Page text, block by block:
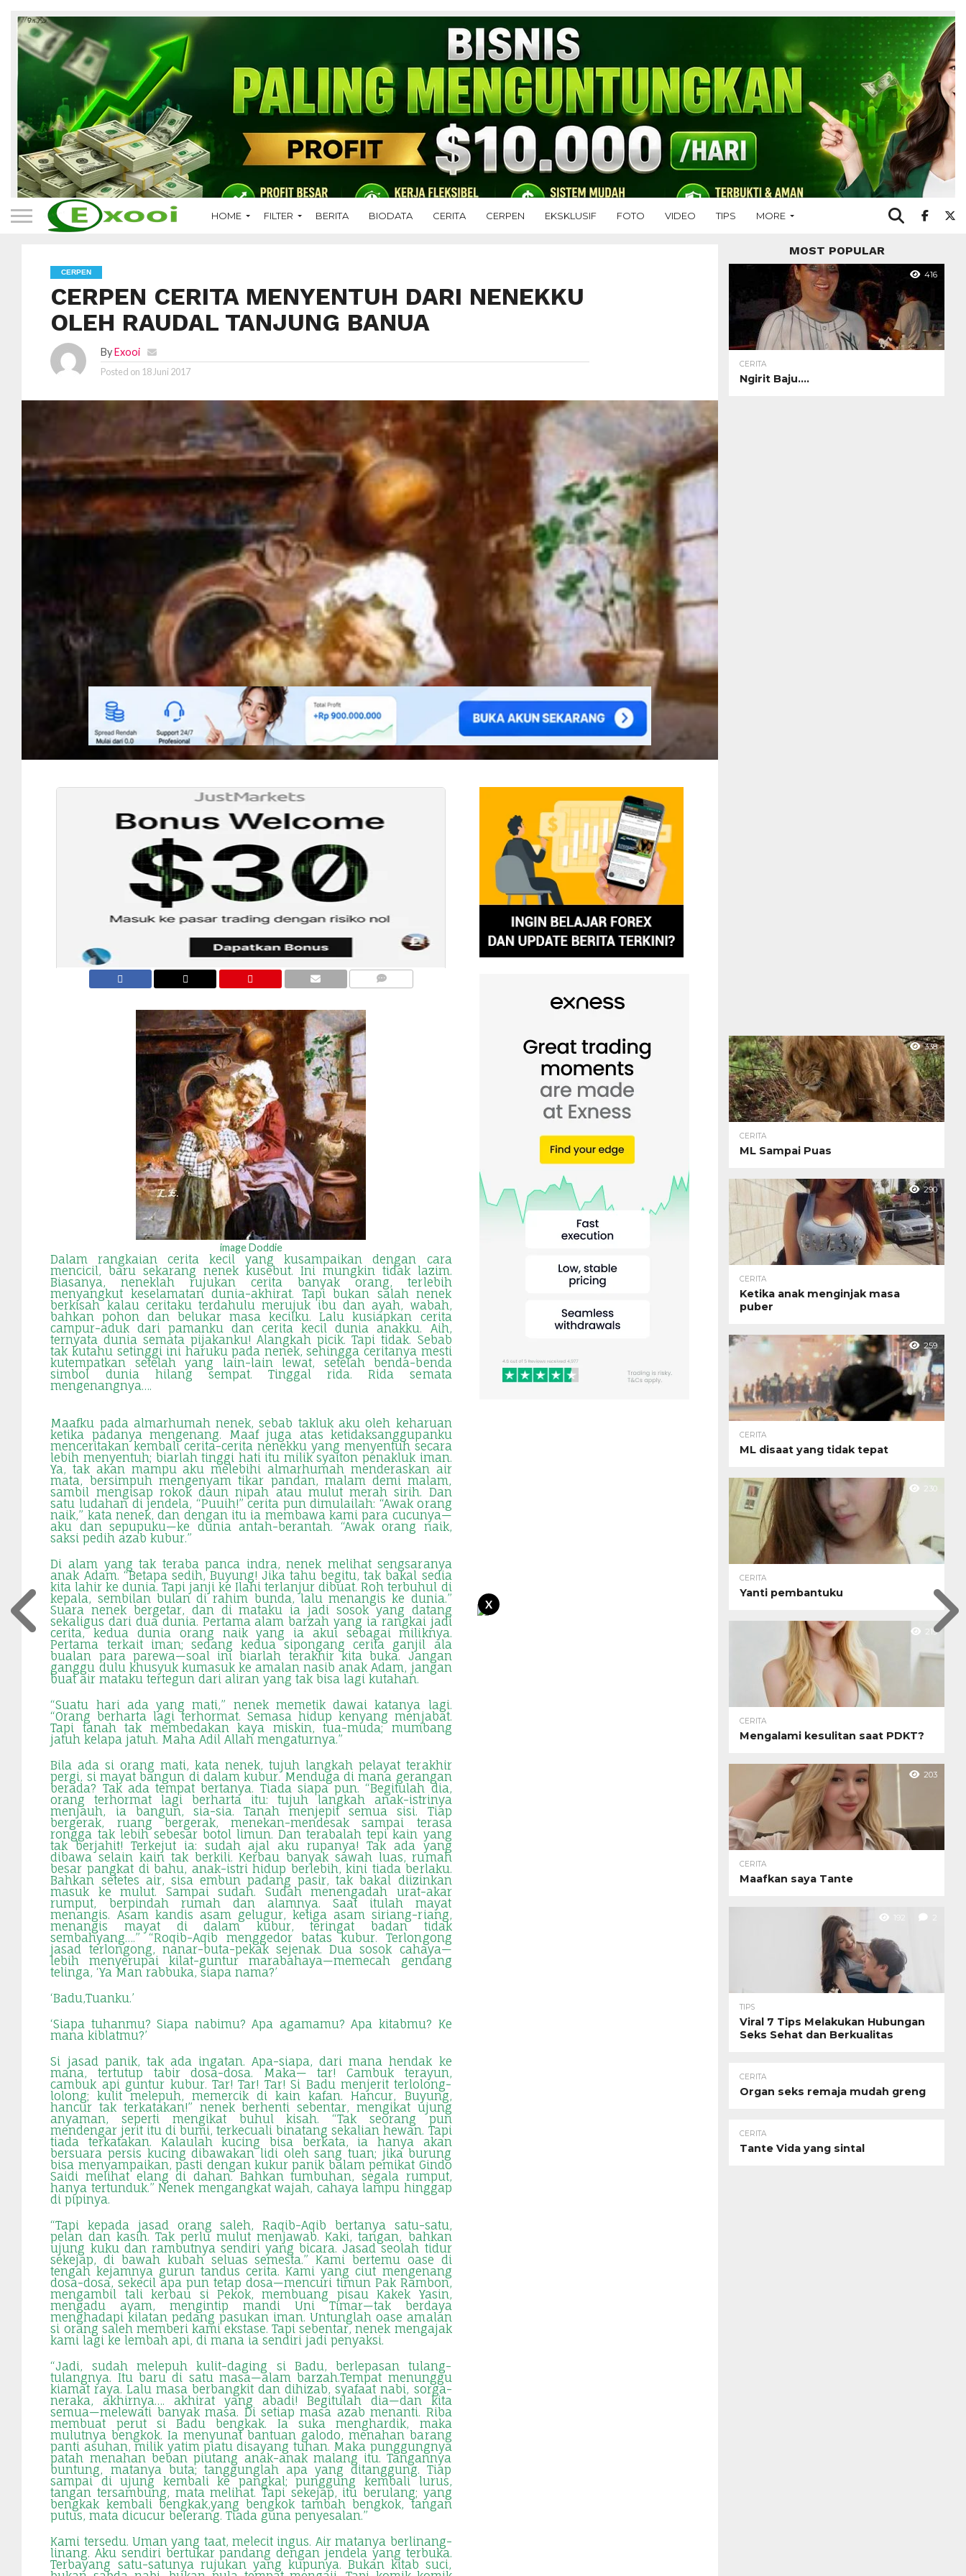
X
HOME FILTER BERITA BIODATA CERITA CERPEN EKSKLUSIF FOTO VIDEO TIPS MORE
CERPEN
CERPEN CERITA MENYENTUH DARI NENEKKU
OLEH RAUDAL TANJUNG BANUA
By Exooi
Posted on 18 Juni 2017
image Doddie
Dalam rangkaian cerita kecil yang kusampaikan dengan cara
mencicil, baru sekarang nenek kusebut. Ini mungkin tidak lazim.
Biasanya, neneklah rujukan cerita banyak orang, terlebih
menyangkut keselamatan dunia-akhirat. Tapi bukan salah nenek
berkisah kalau ceritaku terdahulu merujuk ibu dan ayah, wabah,
bahkan pohon dan belukar masa kecilku. Lalu kusiapkan cerita
campur-aduk dari pamanku dan cerita kecil dunia anakku. Aih,
ternyata dunia semata pijakanku! Alangkah picik. Tapi tidak. Sebab
tak kutahu setinggi ini haruku pada nenek, sehingga ceritanya mesti
kutempatkan setelah yang lain-lain lewat, setelah benda-benda
simbol dunia hilang sempat. Tinggal rida. Rida semata
mengenangnya….
Maafku pada almarhumah nenek, sebab takluk aku oleh keharuan
ketika padanya mengenang. Maaf juga atas ketidaksanggupanku
menceritakan kembali cerita-cerita nenekku yang menyentuh secara
lebih menyentuh; biarlah tinggi hati itu milik syaiton penakluk iman.
Ya, tak akan mampu aku melebihi almarhumah menderaskan air
mata, bersimpuh mengenyam tikar pandan, malam demi malam,
sambil mengisap rokok daun nipah atau mulut merah sirih. Dan
satu ludahan di jendela, “Puuih!” cerita pun dimulailah: “Awak orang
naik,” kata nenek, dan dengan itu ia membawa kami para cucunya—
aku dan sepupuku—ke dunia antah-berantah. “Awak orang naik,
saksi pedih azab kubur.”
Di alam yang tak teraba panca indra, nenek melihat sengsaranya
anak Adam. “Betapa sedih, Buyung! Jika tahu begitu, tak bakal sedia
kita lahir ke dunia. Tapi janji ke Ilahi terlanjur dibuat. Roh terbuhul di
kepala, sembilan bulan di rahim bunda, lalu menangis ke dunia.”
Suara nenek bergetar, dan di mataku ia jadi sosok yang datang
sekaligus dari dua dunia. Pertama alam barzah yang ia rangkai jadi
cerita, kedua dunia orang naik yang ia akui sebagai miliknya.
Pertama terkait iman; sedang kedua sipongang cerita ganjil ala
bualan para parewa—soal ini biarlah terakhir kita buka. Jangan
ganggu dulu khusyuk kumasuk ke amalan nasib anak Adam, jangan
buat air mataku tertegun dari aliran yang tak bisa lagi kutahan.
“Suatu hari ada yang mati,” nenek memetik dawai katanya lagi.
“Orang berharta lagi terhormat. Semasa hidup kenyang menjabat.
Tapi tanah tak membedakan kaya miskin, tua-muda; mumbang
jatuh kelapa jatuh. Maha Adil Allah mengaturnya.”
Bila ada si orang mati, kata nenek, tujuh langkah pelayat terakhir
pergi, si mayat bangun di dalam kubur. Menduga di mana gerangan
berada? Tak ada tempat bertanya. Tiada siapa pun. “Begitulah dia,
orang terhormat lagi berharta itu: tujuh langkah anak-istrinya
menjauh, ia bangun, sia-sia. Tanah menjepit semua sisi. Tiap
bergerak, ruang bergerak, menekan-mendesak sampai terasa
rongga tak lebih sebesar botol limun. Dan terabalah tepi kain yang
tak berjahit! Terkejut ia: sudah ajal aku rupanya! Tak ada yang
dibawa selain kain tak berkili. Kerbau banyak sawah luas, rumah
besar pangkat di bahu, anak-istri hidup berlebih, kini tiada berlaku.
Bahkan setetes air, sisa embun padang pasir, tak bakal diizinkan
masuk ke mulut. Sampai sudah. Sudah menengadah urat-akar
rumput, berpindah rumah dan alamnya. Saat itulah mayat
menangis. Asam kandis asam gelugur, ketiga asam siriang-riang,
menangis mayat di dalam kubur, teringat badan tidak
sembahyang….” “Roqib-Aqib menggedor batas kubur. Terlongong
jasad terlongong, nanar-buta-pekak sejenak. Dua sosok cahaya—
lebih menyerupai kilat-guntur marabahaya—memecah gendang
telinga, ‘Ya Man rabbuka, siapa nama?’
‘Badu,Tuanku.’
‘Siapa tuhanmu? Siapa nabimu? Apa agamamu? Apa kitabmu? Ke
mana kiblatmu?’
Si jasad panik, tak ada ingatan. Apa-siapa, dari mana hendak ke
mana, tertutup tabir dosa-dosa. Maka— tar! Cambuk terayun,
cambuk api guntur kubur. Tar! Tar! Tar! Si Badu menjerit terlolong-
lolong; kulit melepuh, memercik di kain kafan. Hancur, Buyung,
hancur tak terkatakan!” nenek berhenti sebentar, mengikat ujung
anyaman, seperti mengikat buhul kisah. “Tak seorang pun
mendengar jerit itu di bumi, terkecuali binatang sekalian hewan. Tapi
tiada terkatakan. Kalaulah kucing bisa berkata, ia hanya akan
bersuara persis kucing dibawakan lidi oleh sang tuan; jika burung
bisa menyampaikan, pasti dengan kukur panik balam pemikat Gindo
Saidi melihat elang di dahan. Bahkan tumbuhan, segala rumput,
hanya tertunduk.” Nenek mengangkat wajah, cahaya lampu hinggap
di pipinya.
“Tapi kepada jasad orang saleh, Raqib-Aqib bertanya satu-satu,
pelan dan kasih. Tak perlu mulut menjawab. Kaki, tangan, bahkan
ujung kuku dan rambutnya sendiri yang bicara. Jasad seolah tidur
sekejap, di bawah kubah seluas semesta.” Kami bertemu oase di
tengah kejamnya gurun tandus cerita. Kami yang ciut mengenang
dosa-dosa, sekecil apa pun tetap dosa—mencuri timun Pak Rambon,
mengambil tali kerbau si Pekok, membuang pisau Kakek Yasin,
mengadu ayam, mengintip mandi Uni Timar—tak berdaya
menghadapi kilatan pedang pasukan iman. Untunglah oase amalan
si orang saleh memberi kami ekstase. Tapi sebentar, nenek mengajak
kami lagi ke lembah api, di mana ia sendiri jadi penyaksi.
“Jadi, sudah melepuh kulit-daging si Badu, berlepasan tulang-
tulangnya. Itu baru di satu masa—alam barzah.Tempat menunggu
kiamat raya. Lalu masa berbangkit dan dihizab, syafaat nabi, sorga-
neraka, akhirnya…. akhirat yang abadi! Begitulah dia—dan kita
semua—melewati banyak masa. Di setiap masa azab menanti. Riba
membuat perut si Badu bengkak. Ia suka menghardik, maka
mulutnya bengkok. Ia menyunat bantuan galodo, menahan barang
panti asuhan, milik yatim piatu disayang tuhan. Maka punggungnya
patah menahan beban piutang anak-anak malang itu. Tangannya
buntung, matanya buta; tanggunglah apa yang ditanggung. Tiap
sampai di ujung kembali ke pangkal; punggung kembali lurus,
tangan tersambung, mata melihat. Tapi sekejap, itu berulang; yang
bengkak kembali bengkak,yang bengkok tambah bengkok, tangan
putus, mata dicucur belerang. Tiada guna penyesalan.”
Kami tersedu. Uman yang taat, melecit ingus. Air matanya berlinang-
linang. Aku sendiri bertukar pandang dengan jendela yang terbuka.
Terbayang satu-satunya rujukan yang kupunya. Bukan kitab suci,
MOST POPULAR
416
CERITA
Ngirit Baju….
338
CERITA
ML Sampai Puas
290
CERITA
Ketika anak menginjak masa
puber
259
CERITA
ML disaat yang tidak tepat
230
CERITA
Yanti pembantuku
219
CERITA
Mengalami kesulitan saat PDKT?
203
CERITA
Maafkan saya Tante
192 2
TIPS
Viral 7 Tips Melakukan Hubungan
Seks Sehat dan Berkualitas
CERITA
Organ seks remaja mudah greng
CERITA
Tante Vida yang sintal